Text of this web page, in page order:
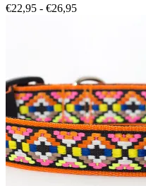
€22,95 - €26,95Prijsklasse: